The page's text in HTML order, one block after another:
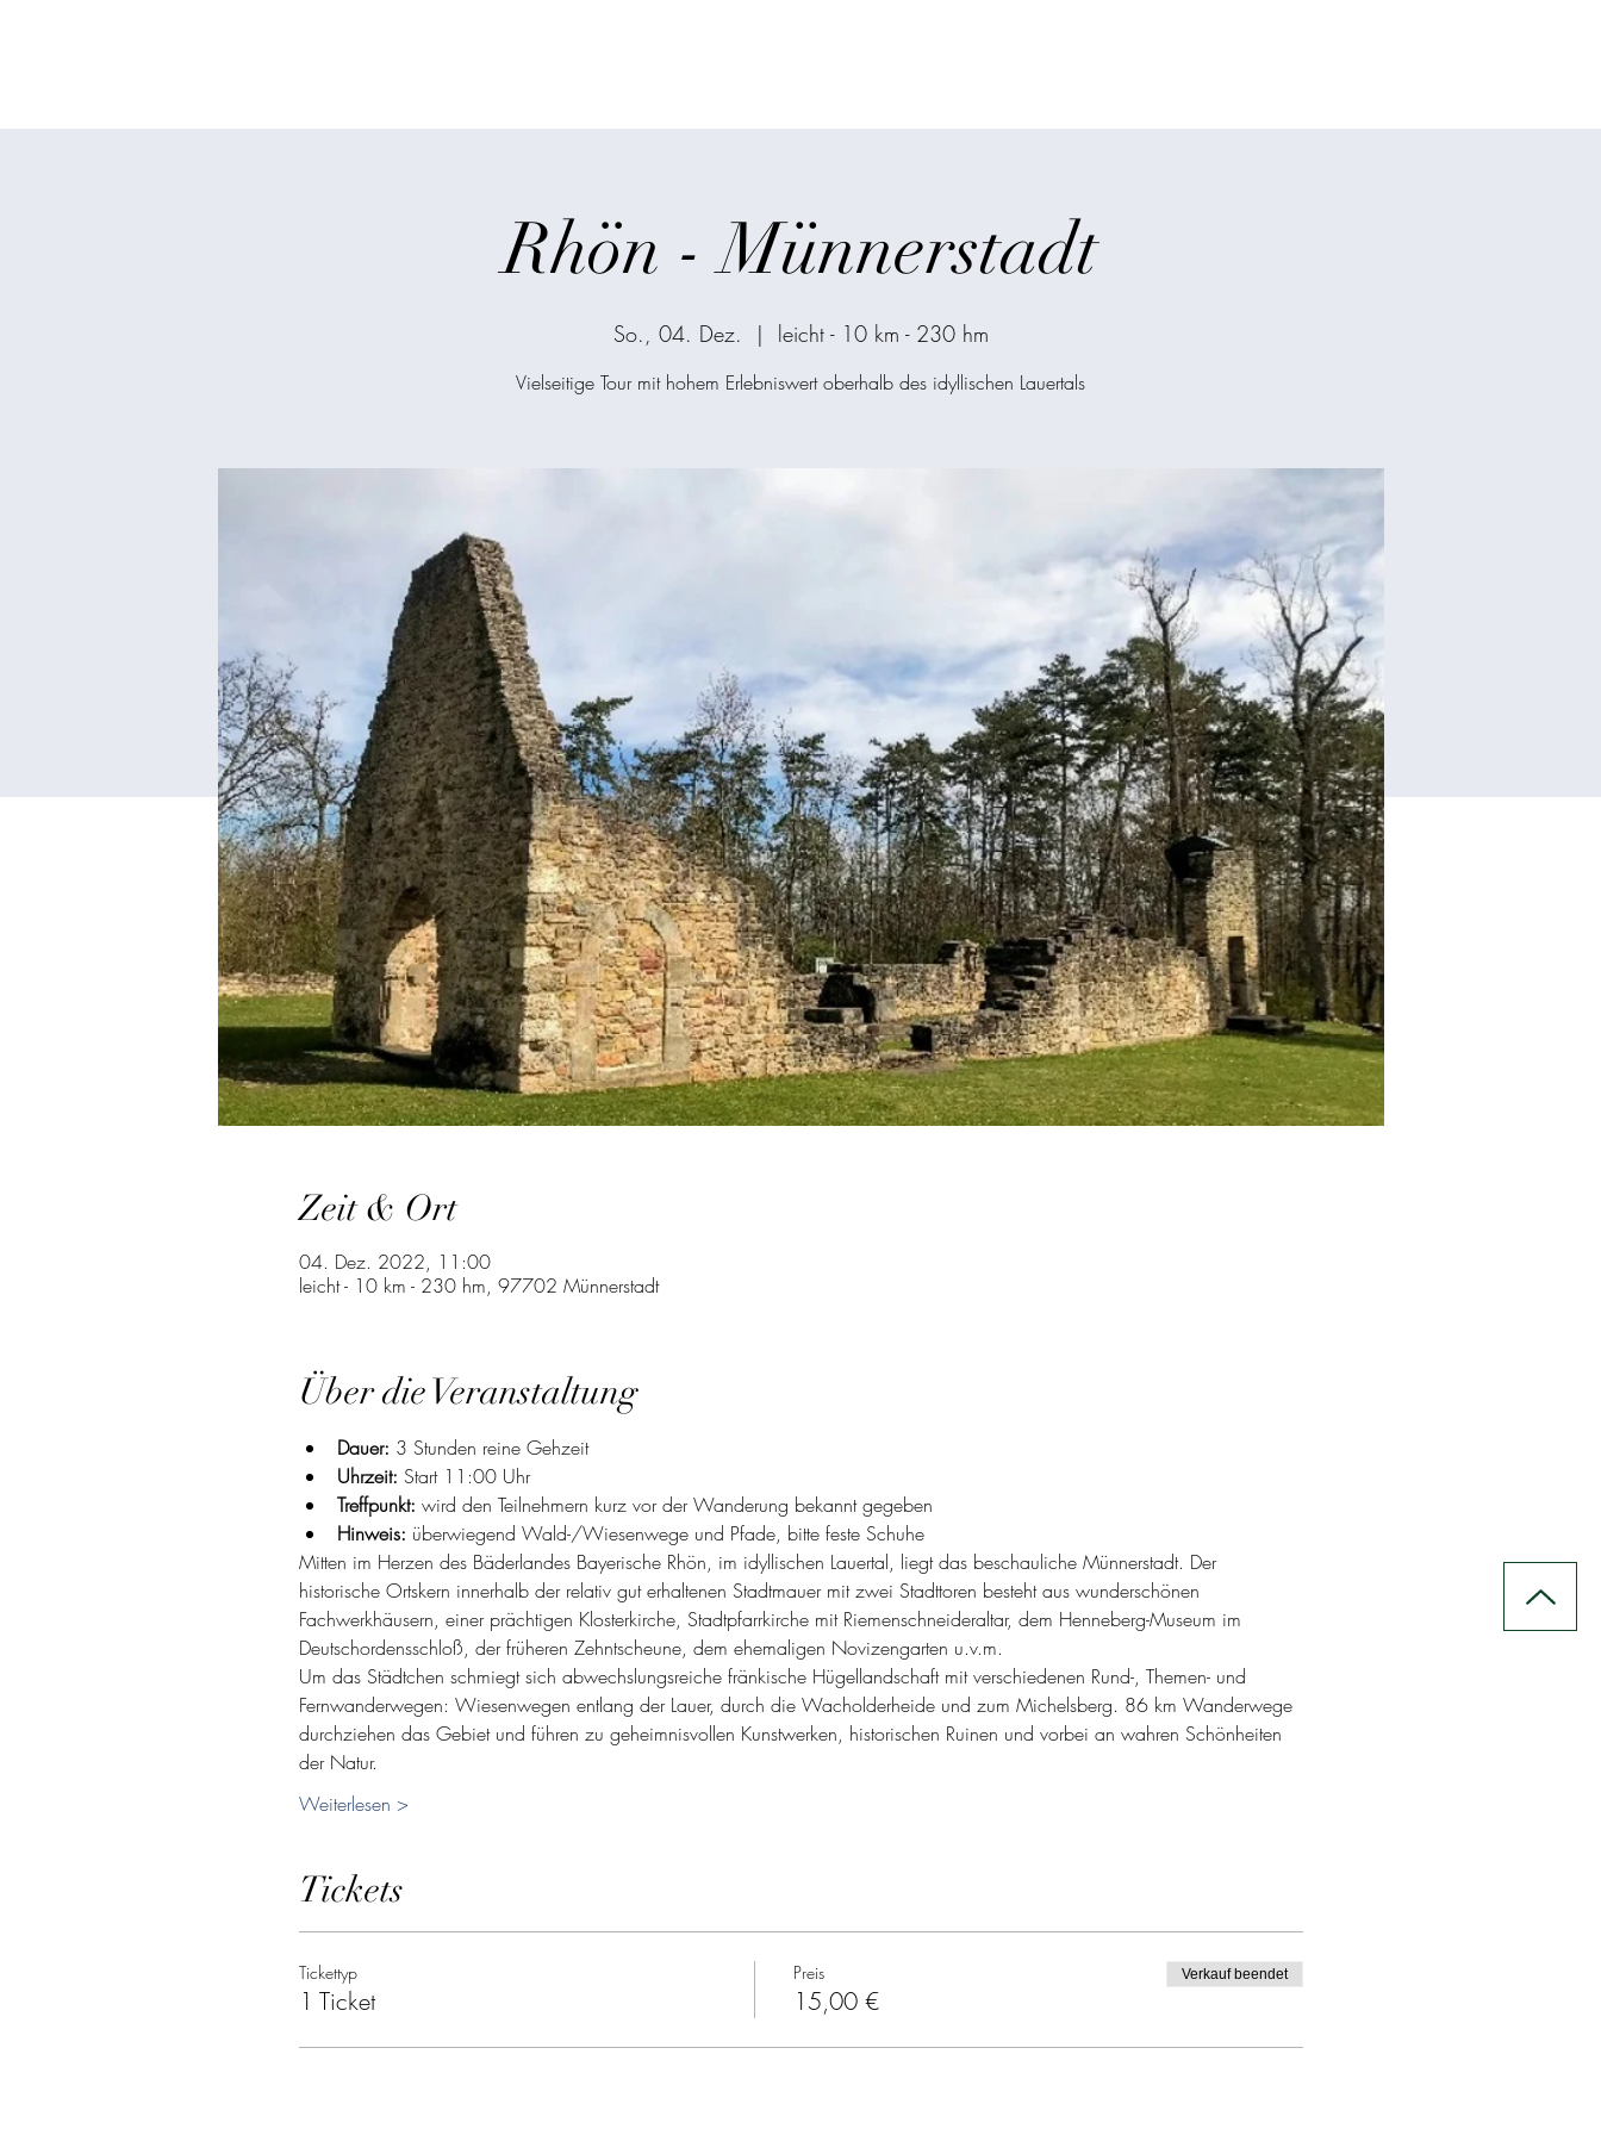
Rhön - Münnerstadt
So., 04. Dez.
  |
leicht - 10 km - 230 hm
Vielseitige Tour mit hohem Erlebniswert oberhalb des idyllischen Lauertals
Zeit & Ort
04. Dez. 2022, 11:00
leicht - 10 km - 230 hm, 97702 Münnerstadt
Über die Veranstaltung
Dauer: 3 Stunden reine Gehzeit
Uhrzeit: Start 11:00 Uhr
Treffpunkt: wird den Teilnehmern kurz vor der Wanderung bekannt gegeben
Hinweis: überwiegend Wald-/Wiesenwege und Pfade, bitte feste Schuhe
Mitten im Herzen des Bäderlandes Bayerische Rhön, im idyllischen Lauertal, liegt das beschauliche Münnerstadt. Der
historische Ortskern innerhalb der relativ gut erhaltenen Stadtmauer mit zwei Stadttoren besteht aus wunderschönen
Fachwerkhäusern, einer prächtigen Klosterkirche, Stadtpfarrkirche mit Riemenschneideraltar, dem Henneberg-Museum im
Deutschordensschloß, der früheren Zehntscheune, dem ehemaligen Novizengarten u.v.m.
Um das Städtchen schmiegt sich abwechslungsreiche fränkische Hügellandschaft mit verschiedenen Rund-, Themen- und
Fernwanderwegen: Wiesenwegen entlang der Lauer, durch die Wacholderheide und zum Michelsberg. 86 km Wanderwege
durchziehen das Gebiet und führen zu geheimnisvollen Kunstwerken, historischen Ruinen und vorbei an wahren Schönheiten
der Natur.
Weiterlesen >
Tickets
Tickettyp
1 Ticket
Preis
15,00 €
Verkauf beendet